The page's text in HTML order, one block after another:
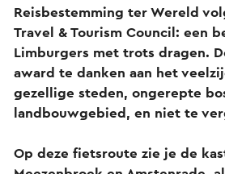
Reisbestemming ter Wereld
Travel & Tourism Council: een
Limburgers met trots dragen.
award te danken aan het
gezellige steden, ongerepte
landbouwgebied, en niet te
Op deze fietsroute zie je de